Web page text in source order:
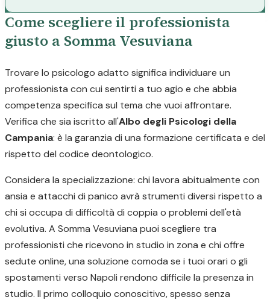
Come scegliere il professionista
giusto a Somma Vesuviana
Trovare lo psicologo adatto significa individuare un
professionista con cui sentirti a tuo agio e che abbia
competenza specifica sul tema che vuoi affrontare.
Verifica che sia iscritto all'Albo degli Psicologi della
Campania: è la garanzia di una formazione certificata e del
rispetto del codice deontologico.
Considera la specializzazione: chi lavora abitualmente con
ansia e attacchi di panico avrà strumenti diversi rispetto a
chi si occupa di difficoltà di coppia o problemi dell'età
evolutiva. A Somma Vesuviana puoi scegliere tra
professionisti che ricevono in studio in zona e chi offre
sedute online, una soluzione comoda se i tuoi orari o gli
spostamenti verso Napoli rendono difficile la presenza in
studio. Il primo colloquio conoscitivo, spesso senza